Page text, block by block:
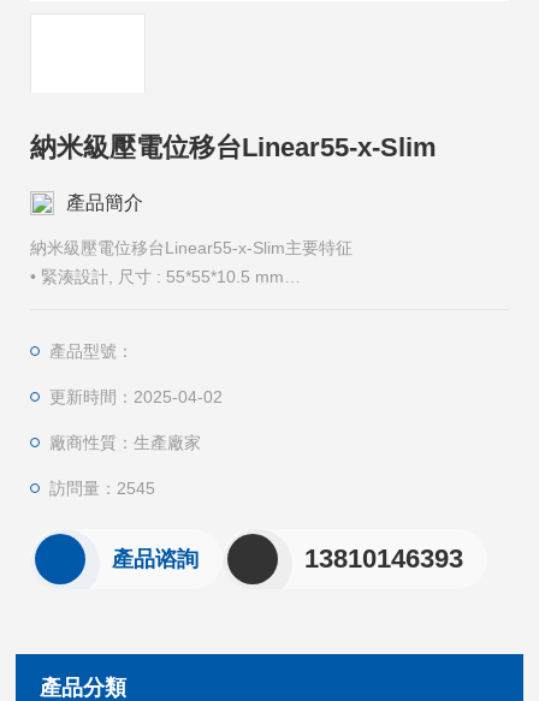
納米級壓電位移台Linear55-x-Slim
產品簡介
納米級壓電位移台Linear55-x-Slim主要特征
• 緊湊設計, 尺⼨ : 55*55*10.5 mm
• 超⾼負載 & 超⾼推⼒ : 2500 g & 3 N
產品型號：
更新時間：2025-04-02
廠商性質：生產廠家
訪問量：2545
產品谘詢 13810146393
產品分類